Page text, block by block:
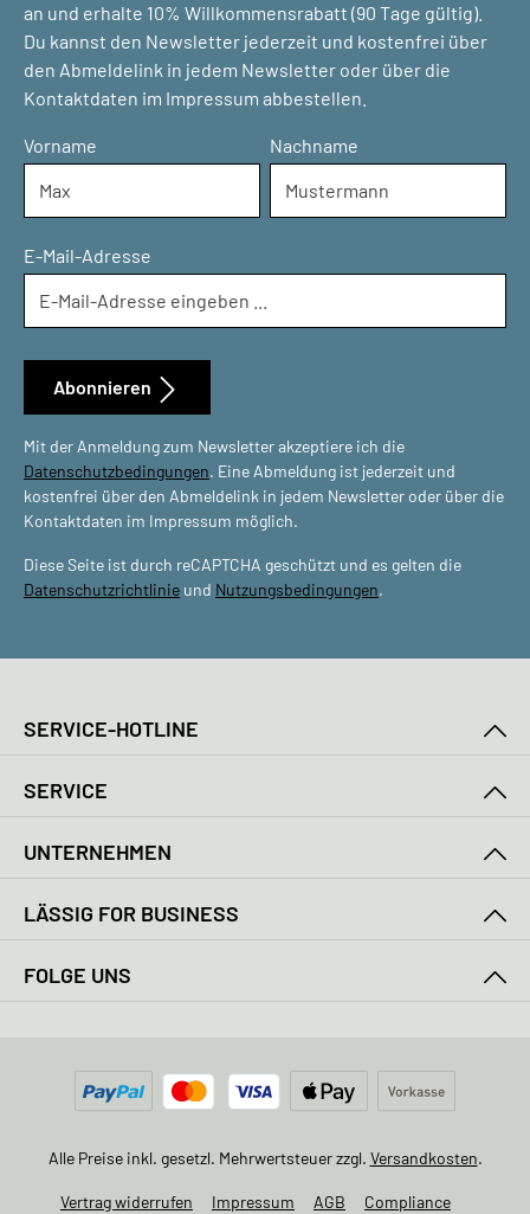
an und erhalte 10% Willkommensrabatt (90 Tage gültig).
Du kannst den Newsletter jederzeit und kostenfrei über
den Abmeldelink in jedem Newsletter oder über die
Kontaktdaten im Impressum abbestellen.
Vorname Nachname
E-Mail-Adresse
Mit der Anmeldung zum Newsletter akzeptiere ich die
Datenschutzbedingungen. Eine Abmeldung ist jederzeit und
kostenfrei über den Abmeldelink in jedem Newsletter oder über die
Kontaktdaten im Impressum möglich.
Diese Seite ist durch reCAPTCHA geschützt und es gelten die
Datenschutzrichtlinie und Nutzungsbedingungen.
Abonnieren
SERVICE-HOTLINE
SERVICE
UNTERNEHMEN
LÄSSIG FOR BUSINESS
FOLGE UNS
Alle Preise inkl. gesetzl. Mehrwertsteuer zzgl. Versandkosten.
Vertrag widerrufen Impressum AGB Compliance